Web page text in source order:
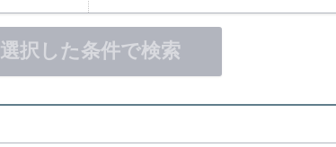
選択した条件で検索